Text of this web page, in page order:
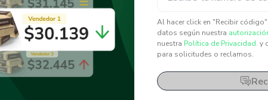
Al hacer click en "Recibir
datos según nuestra
nuestra Política de Privacidad. y
para solicitudes o reclamos.